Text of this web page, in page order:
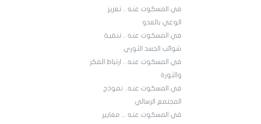
في المسكوت عنه .. تعزيز
الوعي بالعدو
في المسكوت عنه .. تنقية
شوائب الجسد الثوري
في المسكوت عنه... ارتباط الفكر
والثورة
في المسكوت عنه.. نموذج
المجتمع الرسالي
في المسكوت عنه ... معايير